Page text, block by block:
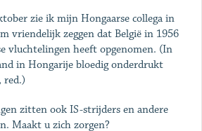
zie ik mijn Hongaarse collega in
vriendelijk zeggen dat België in 1956
vluchtelingen heeft opgenomen. (In
in Hongarije bloedig onderdrukt
red.)
zitten ook IS-strijders en andere
Maakt u zich zorgen?